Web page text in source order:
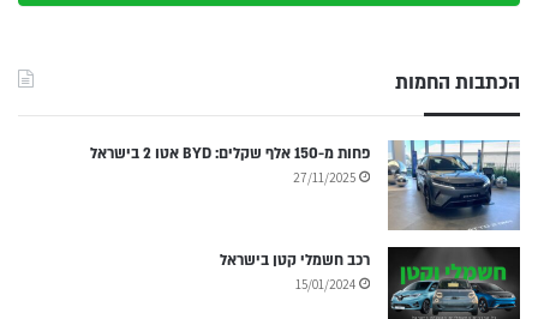
הכתבות החמות
פחות מ-150 אלף שקלים: BYD אטו 2 בישראל
27/11/2025
רכב חשמלי קטן בישראל
15/01/2024